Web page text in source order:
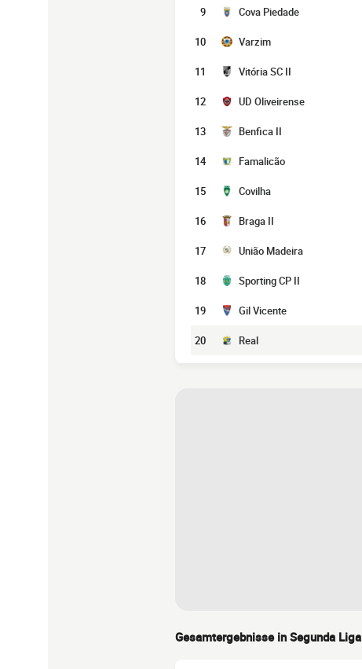
9 Cova Piedade
10 Varzim
11 Vitória SC II
12 UD Oliveirense
13 Benfica II
14 Famalicão
15 Covilha
16 Braga II
17 União Madeira
18 Sporting CP II
19 Gil Vicente
20 Real
Gesamtergebnisse in Segunda Liga